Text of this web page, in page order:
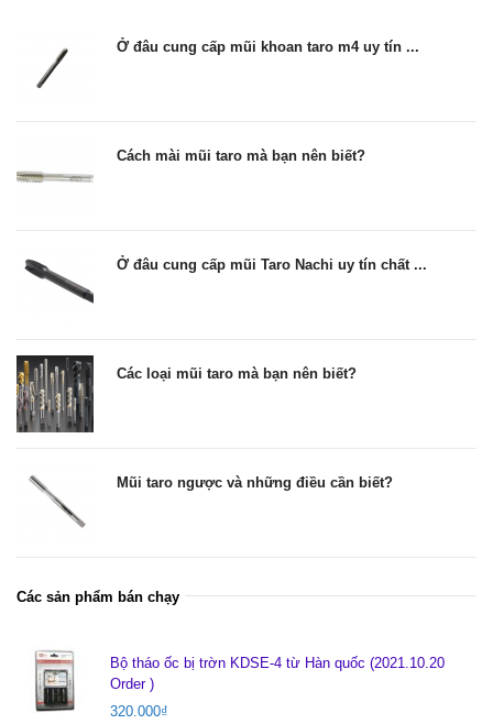
Ở đâu cung cấp mũi khoan taro m4 uy tín ...
Cách mài mũi taro mà bạn nên biết?
Ở đâu cung cấp mũi Taro Nachi uy tín chất ...
Các loại mũi taro mà bạn nên biết?
Mũi taro ngược và những điều cần biết?
Các sản phẩm bán chạy
Bộ tháo ốc bị trờn KDSE-4 từ Hàn quốc (2021.10.20
Order )
320.000₫